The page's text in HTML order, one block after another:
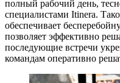
полный рабочий день,
специалистами Itinera.
обеспечивает
позволяет эффективно
последующие встречи
командам оперативно